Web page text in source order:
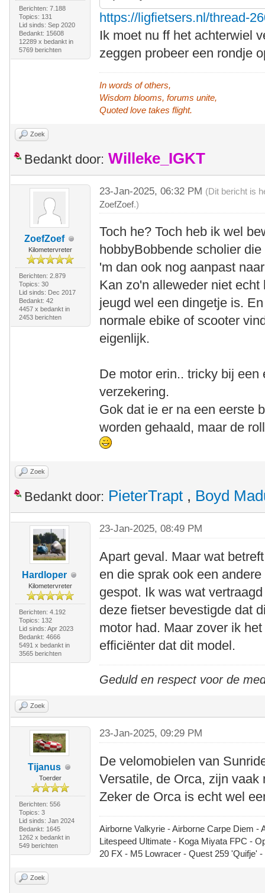
Berichten: 7.188
Topics: 131
Lid sinds: Sep 2020
Bedankt: 15608
12289 x bedankt in
5769 berichten
https://ligfietsers.nl/thread-
Ik moet nu ff het achterwiel
zeggen probeer een rondje
In words of others,
Wisdom blooms, forums unite,
Quoted love takes flight.
Zoek
Bedankt door: Willeke_IGKT
ZoefZoef
Kilometervreter
Berichten: 2.879
Topics: 30
Lid sinds: Dec 2017
Bedankt: 42
4457 x bedankt in
2453 berichten
23-Jan-2025, 06:32 PM (Dit bericht is
ZoefZoef.)
Toch he? Toch heb ik wel
hobbyBobbende scholier
'm dan ook nog aanpast
Kan zo'n alleweder niet
jeugd wel een dingetje is.
normale ebike of scooter
eigenlijk.
De motor erin.. tricky bij
verzekering.
Gok dat ie er na een eerste
worden gehaald, maar de
Zoek
Bedankt door: PieterTrapt , Boyd
Hardloper
Kilometervreter
Berichten: 4.192
Topics: 132
Lid sinds: Apr 2023
Bedankt: 4666
5491 x bedankt in
3565 berichten
23-Jan-2025, 08:49 PM
Apart geval. Maar wat
en die sprak ook een
gespot. Ik was wat
deze fietser bevestigde dat
motor had. Maar zover ik
efficiënter dat dit model.
Geduld en respect voor de
Zoek
Tijanus
Toerder
Berichten: 556
Topics: 3
Lid sinds: Jan 2024
Bedankt: 1645
1262 x bedankt in
549 berichten
23-Jan-2025, 09:29 PM
De velomobielen van
Versatile, de Orca, zijn
Zeker de Orca is echt wel
Airborne Valkyrie - Airborne Carpe Diem -
Litespeed Ultimate - Koga Miyata FPC -
20 FX - M5 Lowracer - Quest 259 'Quifje'
Zoek